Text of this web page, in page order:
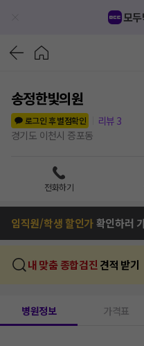
모
송정한빛의원
로그인 후 별점확인
리뷰 3
경기도 이천시 증포동
전화하기
임직원/학생 할인가확인하러
내 맞춤 종합검진 견적 받기
병원정보 가격표